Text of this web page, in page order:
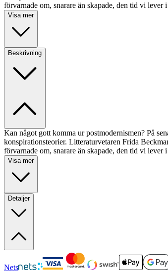
förvarnade om, snarare än skapade, den tid vi lever
Visa mer
Beskrivning
Kan något gott komma ur postmodernismen? På
konspirationsteorier. Litteraturvetaren Frida
förvarnade om, snarare än skapade, den tid vi lever
Visa mer
Detaljer
Nets